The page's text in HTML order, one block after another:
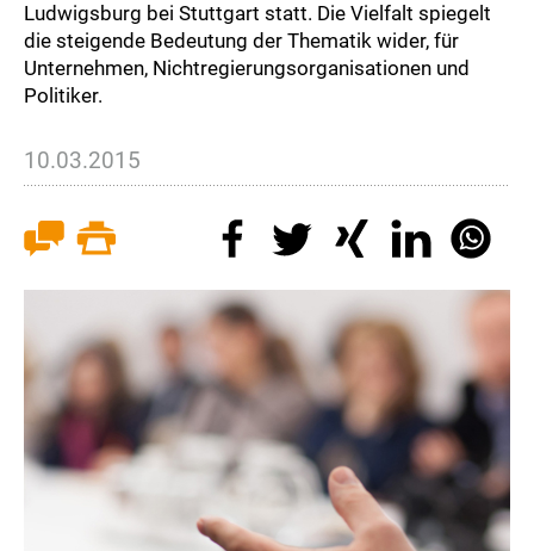
Ludwigsburg bei Stuttgart statt. Die Vielfalt spiegelt
die steigende Bedeutung der Thematik wider, für
Unternehmen, Nichtregierungsorganisationen und
Politiker.
10.03.2015